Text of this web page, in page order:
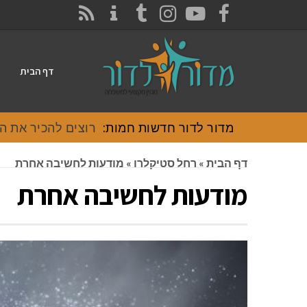
FACEBOOK
YOUTUBE
INSTAGRAM
TUMBLR
דף הבית
מדור לדור חדשות חמות: רוצים להכיר את
דף הבית » רחל סטיקלרו » מודעות לחשיבה אחרת
מודעות לחשיבה אחרת